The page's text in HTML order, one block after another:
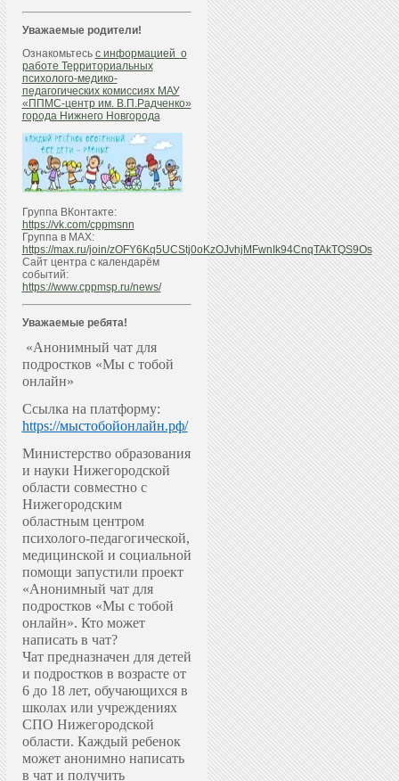
Уважаемые родители!
Ознакомьтесь с информацией о
работе Территориальных
психолого-медико-
педагогических комиссиях МАУ
«ППМС-центр им. В.П.Радченко»
города Нижнего Новгорода
Группа ВКонтакте:
https://vk.com/cppmsnn
Группа в МАХ:
https://max.ru/join/zOFY6Kq5UCStj0oKzOJvhjMFwnIk94CnqTAkTQS9Os
Сайт центра с календарём
событий:
https://www.cppmsp.ru/news/
Уважаемые ребята!
«Анонимный чат для
подростков «Мы с тобой
онлайн»
Ссылка на платформу:
https://мыстобойонлайн.рф/
Министерство образования
и науки Нижегородской
области совместно с
Нижегородским
областным центром
психолого-педагогической,
медицинской и социальной
помощи запустили проект
«Анонимный чат для
подростков «Мы с тобой
онлайн». Кто может
написать в чат?
Чат предназначен для детей
и подростков в возрасте от
6 до 18 лет, обучающихся в
школах или учреждениях
СПО Нижегородской
области. Каждый ребенок
может анонимно написать
в чат и получить